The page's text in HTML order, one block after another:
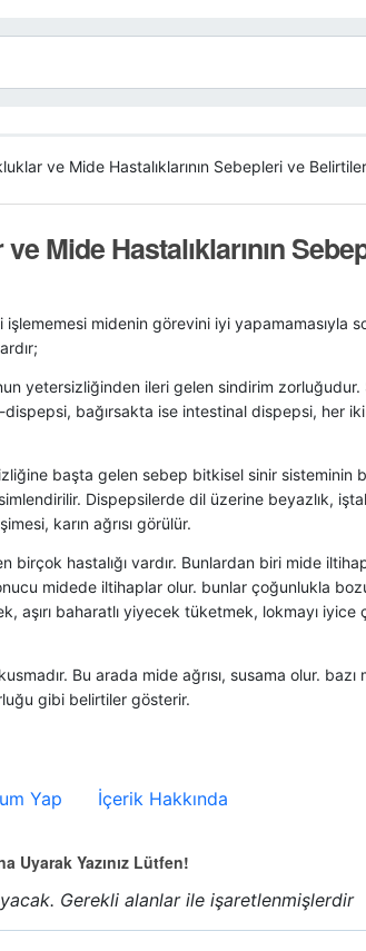
ve Mide Hastalıklarının Sebepleri ve
Mide Hastalıklarının
işlememesi midenin görevini iyi yapamamasıyla
yetersizliğinden ileri gelen sindirim zorluğudur.
bağırsakta ise intestinal dispepsi, her
başta gelen sebep bitkisel sinir sisteminin
Dispepsilerde dil üzerine beyazlık,
karın ağrısı görülür.
hastalığı vardır. Bunlardan biri mide
midede iltihaplar olur. bunlar çoğunlukla
aşırı baharatlı yiyecek tüketmek, lokmayı iyice
Bu arada mide ağrısı, susama olur. bazı
gibi belirtiler gösterir.
Yap İçerik Hakkında
Uyarak Yazınız Lütfen!
Gerekli alanlar ile işaretlenmişlerdir